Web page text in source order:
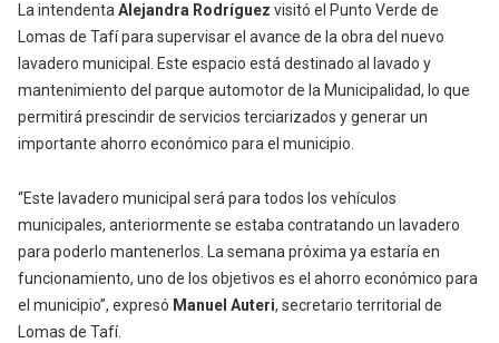
La intendentaAlejandra Rodríguez visitó el Punto Verde de
Lomas de Tafí para supervisar el avance de la obra del nuevo
lavadero municipal. Este espacio está destinado al lavado y
mantenimiento del parque automotor de la Municipalidad, lo que
permitirá prescindir de servicios terciarizados y generar un
importante ahorro económico para el municipio.
“Este lavadero municipal será para todos los vehículos
municipales, anteriormente se estaba contratando un lavadero
para poderlo mantenerlos. La semana próxima ya estaría en
funcionamiento, uno de los objetivos es el ahorro económico para
el municipio”, expresó Manuel Auteri, secretario territorial de
Lomas de Tafí.